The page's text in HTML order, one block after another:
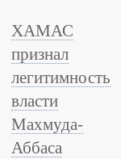
ХАМАС
признал
легитимность
власти
Махмуда-
Аббаса